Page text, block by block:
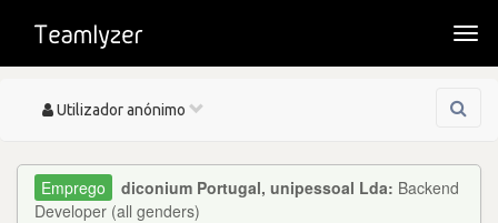
Toggle
Utilizador anónimo
diconium Portugal, unipessoal Lda: Backend
Developer (all genders)